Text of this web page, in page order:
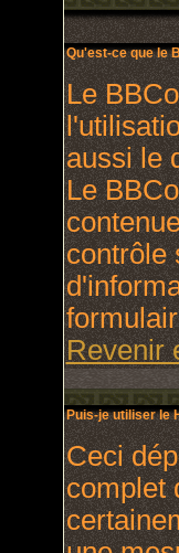
Qu'est-ce que le
Le
aussi le
Le
contrôle
Revenir
Puis-je utiliser le
Ceci
complet